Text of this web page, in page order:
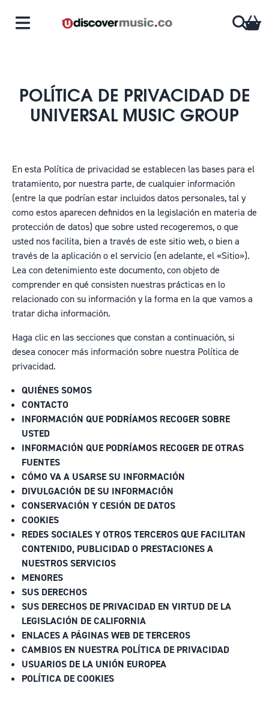
POLÍTICA DE PRIVACIDAD DE
UNIVERSAL MUSIC GROUP
En esta Política de privacidad se establecen las bases para el
tratamiento, por nuestra parte, de cualquier información
(entre la que podrían estar incluidos datos personales, tal y
como estos aparecen definidos en la legislación en materia de
protección de datos) que sobre usted recogeremos, o que
usted nos facilita, bien a través de este sitio web, o bien a
través de la aplicación o el servicio (en adelante, el «Sitio»).
Lea con detenimiento este documento, con objeto de
comprender en qué consisten nuestras prácticas en lo
relacionado con su información y la forma en la que vamos a
tratar dicha información.
Haga clic en las secciones que constan a continuación, si
desea conocer más información sobre nuestra Política de
privacidad.
QUIÉNES SOMOS
CONTACTO
INFORMACIÓN QUE PODRÍAMOS RECOGER SOBRE
USTED
INFORMACIÓN QUE PODRÍAMOS RECOGER DE OTRAS
FUENTES
CÓMO VA A USARSE SU INFORMACIÓN
DIVULGACIÓN DE SU INFORMACIÓN
CONSERVACIÓN Y CESIÓN DE DATOS
COOKIES
REDES SOCIALES Y OTROS TERCEROS QUE FACILITAN
CONTENIDO, PUBLICIDAD O PRESTACIONES A
NUESTROS SERVICIOS
MENORES
SUS DERECHOS
SUS DERECHOS DE PRIVACIDAD EN VIRTUD DE LA
LEGISLACIÓN DE CALIFORNIA
ENLACES A PÁGINAS WEB DE TERCEROS
CAMBIOS EN NUESTRA POLÍTICA DE PRIVACIDAD
USUARIOS DE LA UNIÓN EUROPEA
POLÍTICA DE COOKIES